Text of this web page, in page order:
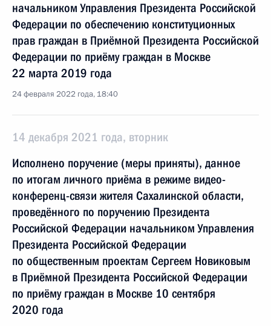
начальником Управления Президента Российской
Федерации по обеспечению конституционных
прав граждан в Приёмной Президента Российской
Федерации по приёму граждан в Москве
22 марта 2019 года
24 февраля 2022 года, 18:40
14 декабря 2021 года, вторник
Исполнено поручение (меры приняты), данное
по итогам личного приёма в режиме видео-
конференц-связи жителя Сахалинской области,
проведённого по поручению Президента
Российской Федерации начальником Управления
Президента Российской Федерации
по общественным проектам Сергеем Новиковым
в Приёмной Президента Российской Федерации
по приёму граждан в Москве 10 сентября
2020 года